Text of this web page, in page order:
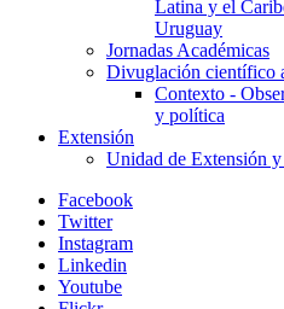
Latina y el
Uruguay
Jornadas Académicas
Divuglación científico
Contexto -
y política
Extensión
Unidad de Extensión
Facebook
Twitter
Instagram
Linkedin
Youtube